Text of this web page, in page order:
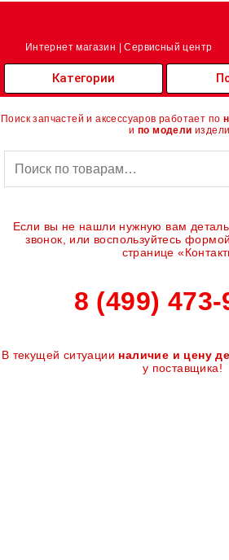
Перейти
Интернет магазин | Сервисный центр
Категории
Поиск запчастей и аксессуаров работает по
и по модели
Если вы не нашли нужную вам
звонок, или воспользуйтесь
странице
8 (499) 473-
В текущей ситуации наличие и цену
у поставщика!